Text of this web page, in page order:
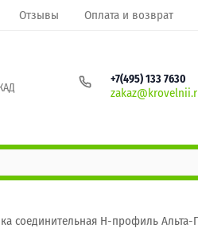
Отзывы Оплата и возврат
+7(495) 133 7630
соединительная H-профиль